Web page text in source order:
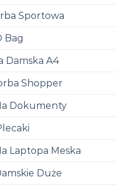
Sportowa
Bag
Damska A4
Shopper
Dokumenty
Laptopa Meska
Duże